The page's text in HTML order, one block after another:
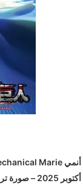
أكتوبر 2025 – صورة ترويجية